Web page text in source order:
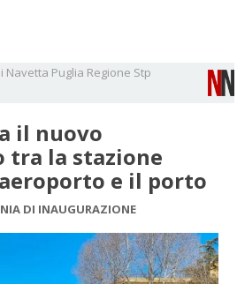
Navetta Puglia Regione Stp
il nuovo
tra la stazione
e il porto
DI INAUGURAZIONE